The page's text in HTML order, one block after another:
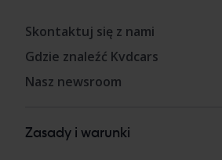
Skontaktuj się z nami
Gdzie znaleźć Kvdcars
Nasz newsroom
Zasady i warunki